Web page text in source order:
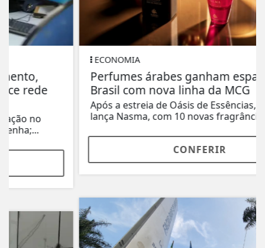
Perfumes árabes ganham espaço no
Brasil com nova linha da MCG
Após a estreia de Oásis de Essências, indústria
lança Nasma, com 10 novas fragrâncias e...